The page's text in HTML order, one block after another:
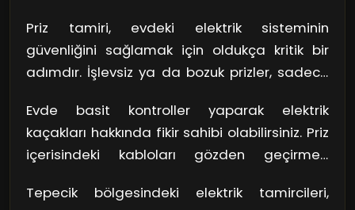
bir uzmana danışmalısınız. Bunun yanı sıra,
sürekli devre kesici atıyorsa, bu da bir elektrik
kaçağının işareti olabilir. Unutmayın, bu
durumlar göz ardı edildiğinde daha büyük
kazalara neden olabilir.
Priz tamiri, evdeki elektrik sisteminin
güvenliğini sağlamak için oldukça kritik bir
adımdır. İşlevsiz ya da bozuk prizler, sadece
zamanda cihazlarınızın da zarar görmesine
neden olabilir. Tepecik, size en yakın elektrikçi
ile iletişime geçmek, bu tür sıkıntıların
kökünden çözülmesini sağlayabilir. Hem
güvende olmak hem de kesintisiz bir enerji
Evde basit kontroller yaparak elektrik
kaçakları hakkında fikir sahibi olabilirsiniz. Priz
içerisindeki kabloları gözden geçirmek,
olmadığını anlamanıza yardımcı olur. Elinize
Tepecik bölgesindeki elektrik tamircileri,